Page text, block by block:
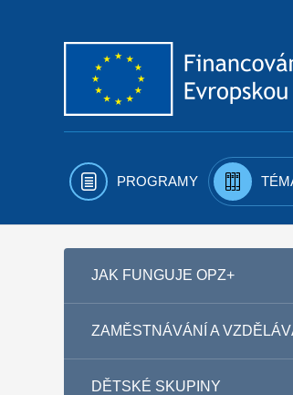
PROGRAMY
JAK FUNGUJE OPZ+
ZAMĚSTNÁVÁNÍ A
DĚTSKÉ SKUPINY